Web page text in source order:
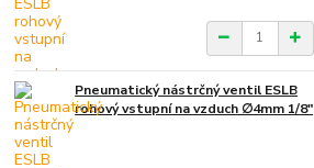
Pneumatický nástrčný ventil ESLB
rohový vstupní na vzduch ∅4mm 1/8"